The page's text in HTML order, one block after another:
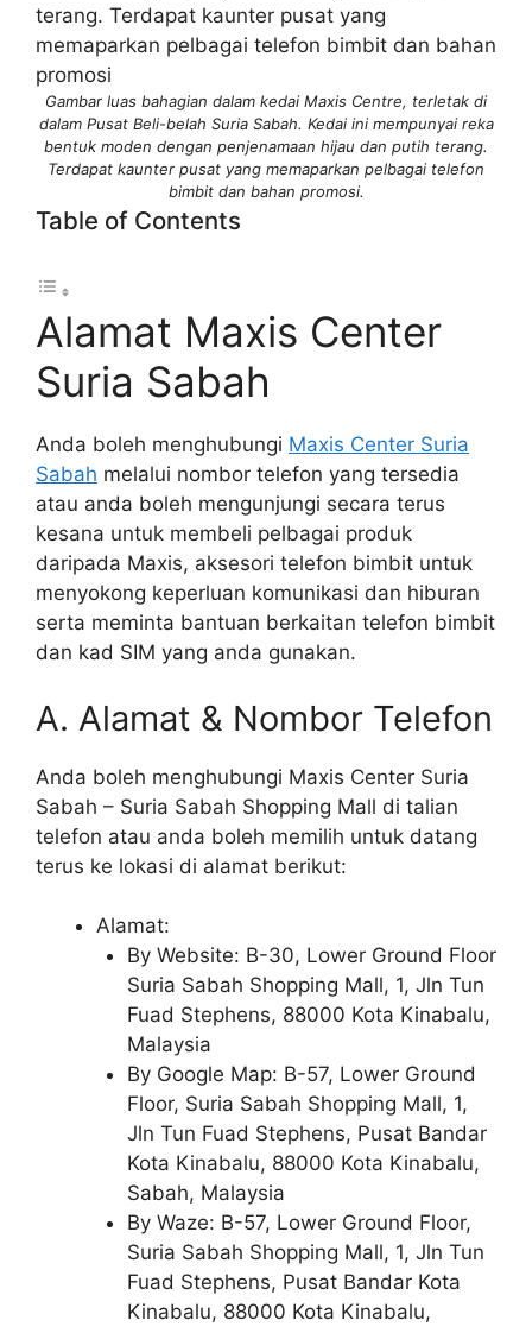
Gambar luas bahagian dalam kedai Maxis Centre, terletak di
dalam Pusat Beli-belah Suria Sabah. Kedai ini mempunyai reka
bentuk moden dengan penjenamaan hijau dan putih terang.
Terdapat kaunter pusat yang memaparkan pelbagai telefon
bimbit dan bahan promosi.
Table of Contents
Alamat Maxis Center
Suria Sabah
Anda boleh menghubungi Maxis Center Suria
Sabah melalui nombor telefon yang tersedia
atau anda boleh mengunjungi secara terus
kesana untuk membeli pelbagai produk
daripada Maxis, aksesori telefon bimbit untuk
menyokong keperluan komunikasi dan hiburan
serta meminta bantuan berkaitan telefon bimbit
dan kad SIM yang anda gunakan.
A. Alamat & Nombor Telefon
Anda boleh menghubungi Maxis Center Suria
Sabah – Suria Sabah Shopping Mall di talian
telefon atau anda boleh memilih untuk datang
terus ke lokasi di alamat berikut:
Alamat:
By Website: B-30, Lower Ground Floor
Suria Sabah Shopping Mall, 1, Jln Tun
Fuad Stephens, 88000 Kota Kinabalu,
Malaysia
By Google Map: B-57, Lower Ground
Floor, Suria Sabah Shopping Mall, 1,
Jln Tun Fuad Stephens, Pusat Bandar
Kota Kinabalu, 88000 Kota Kinabalu,
Sabah, Malaysia
By Waze: B-57, Lower Ground Floor,
Suria Sabah Shopping Mall, 1, Jln Tun
Fuad Stephens, Pusat Bandar Kota
Kinabalu, 88000 Kota Kinabalu,